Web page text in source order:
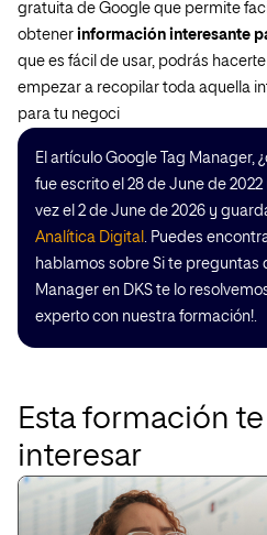
gratuita de Google que permite
obtener información interesante
que es fácil de usar, podrás
empezar a recopilar toda aquella
para tu negoci
El artículo Google Tag Manager,
fue escrito el 28 de June de
vez el 2 de June de 2026 y
Analítica Digital . Puedes
hablamos sobre Si te preguntas
Manager en DKS te lo
experto con nuestra formación!.
Esta formación
interesar